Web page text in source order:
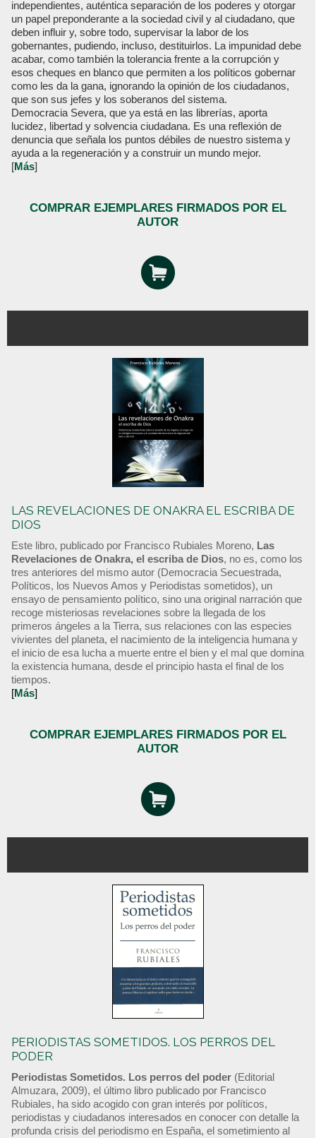
independientes, auténtica separación de los poderes y otorgar
un papel preponderante a la sociedad civil y al ciudadano, que
deben influir y, sobre todo, supervisar la labor de los
gobernantes, pudiendo, incluso, destituirlos. La impunidad debe
acabar, como también la tolerancia frente a la corrupción y
esos cheques en blanco que permiten a los políticos gobernar
como les da la gana, ignorando la opinión de los ciudadanos,
que son sus jefes y los soberanos del sistema.
Democracia Severa, que ya está en las librerías, aporta
lucidez, libertad y solvencia ciudadana. Es una reflexión de
denuncia que señala los puntos débiles de nuestro sistema y
ayuda a la regeneración y a construir un mundo mejor.
[Más]
COMPRAR EJEMPLARES FIRMADOS POR EL
AUTOR
LAS REVELACIONES DE ONAKRA EL ESCRIBA DE
DIOS
Este libro, publicado por Francisco Rubiales Moreno, Las
Revelaciones de Onakra, el escriba de Dios, no es, como los
tres anteriores del mismo autor (Democracia Secuestrada,
Políticos, los Nuevos Amos y Periodistas sometidos), un
ensayo de pensamiento político, sino una original narración que
recoge misteriosas revelaciones sobre la llegada de los
primeros ángeles a la Tierra, sus relaciones con las especies
vivientes del planeta, el nacimiento de la inteligencia humana y
el inicio de esa lucha a muerte entre el bien y el mal que domina
la existencia humana, desde el principio hasta el final de los
tiempos.
[Más]
COMPRAR EJEMPLARES FIRMADOS POR EL
AUTOR
PERIODISTAS SOMETIDOS. LOS PERROS DEL
PODER
Periodistas Sometidos. Los perros del poder (Editorial
Almuzara, 2009), el último libro publicado por Francisco
Rubiales, ha sido acogido con gran interés por políticos,
periodistas y ciudadanos interesados en conocer con detalle la
profunda crisis del periodismo en España, el sometimiento al